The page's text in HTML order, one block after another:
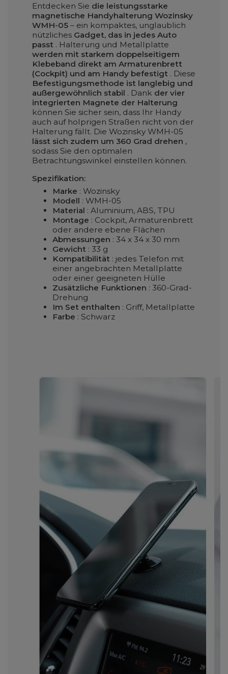
Entdecken Sie die leistungsstarke
magnetische Handyhalterung Wozinsky
WMH-05 – ein kompaktes, unglaublich
nützliches Gadget, das in jedes Auto
passt . Halterung und Metallplatte
werden mit starkem doppelseitigem
Klebeband direkt am Armaturenbrett
(Cockpit) und am Handy befestigt . Diese
Befestigungsmethode ist langlebig und
außergewöhnlich stabil . Dank der vier
integrierten Magnete der Halterung
können Sie sicher sein, dass Ihr Handy
auch auf holprigen Straßen nicht von der
Halterung fällt. Die Wozinsky WMH-05
lässt sich zudem um 360 Grad drehen ,
sodass Sie den optimalen
Betrachtungswinkel einstellen können.
Spezifikation:
Marke : Wozinsky
Modell : WMH-05
Material : Aluminium, ABS, TPU
Montage : Cockpit, Armaturenbrett
oder andere ebene Flächen
Abmessungen : 34 x 34 x 30 mm
Gewicht : 33 g
Kompatibilität : jedes Telefon mit
einer angebrachten Metallplatte
oder einer geeigneten Hülle
Zusätzliche Funktionen : 360-Grad-
Drehung
Im Set enthalten : Griff, Metallplatte
Farbe : Schwarz